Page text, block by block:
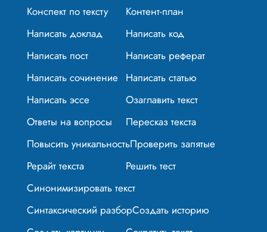
Конспект по тексту
Контент-план
Написать доклад
Написать код
Написать пост
Написать реферат
Написать сочинение Написать статью
Написать эссе
Озаглавить текст
Ответы на вопросы
Пересказ текста
Повысить уникальностьПроверить запятые
Рерайт текста
Решить тест
Синонимизировать текст
Синтаксический разборСоздать историю